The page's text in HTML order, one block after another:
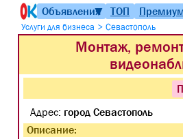
Объявления
▼ ТОП
Услуги для бизнеса > Севастополь
Монтаж,
Адрес: город Севастополь
Описание: